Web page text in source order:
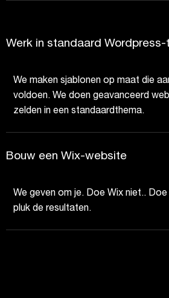
Werk in standaard
We maken sjablonen op maat die
voldoen. We doen geavanceerd
zelden in een standaardthema.
Bouw een Wix-website
We geven om je. Doe Wix niet..
pluk de resultaten.